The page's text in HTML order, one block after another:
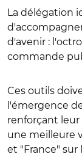
La délégation
d'avenir :
commande
Ces outils
l'émergence
renforçant
une meilleure
et "France"